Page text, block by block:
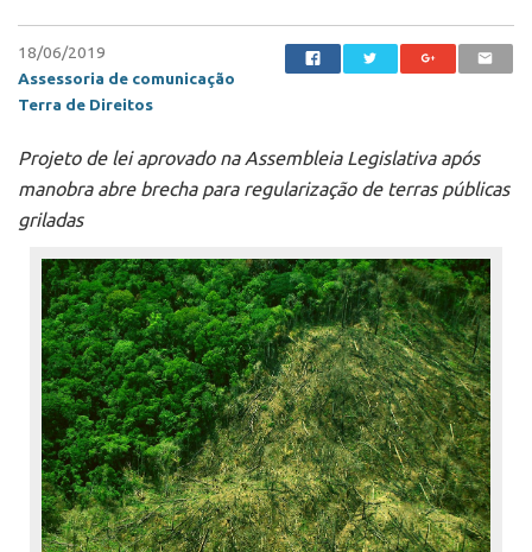
18/06/2019
Assessoria de comunicação
Terra de Direitos
Projeto de lei aprovado na Assembleia Legislativa após
manobra abre brecha para regularização de terras públicas
griladas